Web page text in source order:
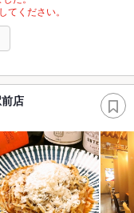
ください。
店